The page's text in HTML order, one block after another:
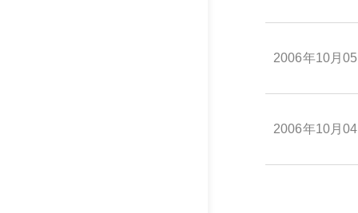
2006年10月
2006年10月